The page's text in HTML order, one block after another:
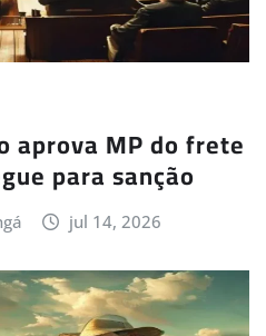
aprova MP do frete
para sanção
jul 14, 2026